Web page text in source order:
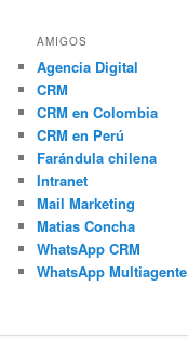
AMIGOS
Agencia Digital
CRM
CRM en Colombia
CRM en Perú
Farándula chilena
Intranet
Mail Marketing
Matias Concha
WhatsApp CRM
WhatsApp Multiagente